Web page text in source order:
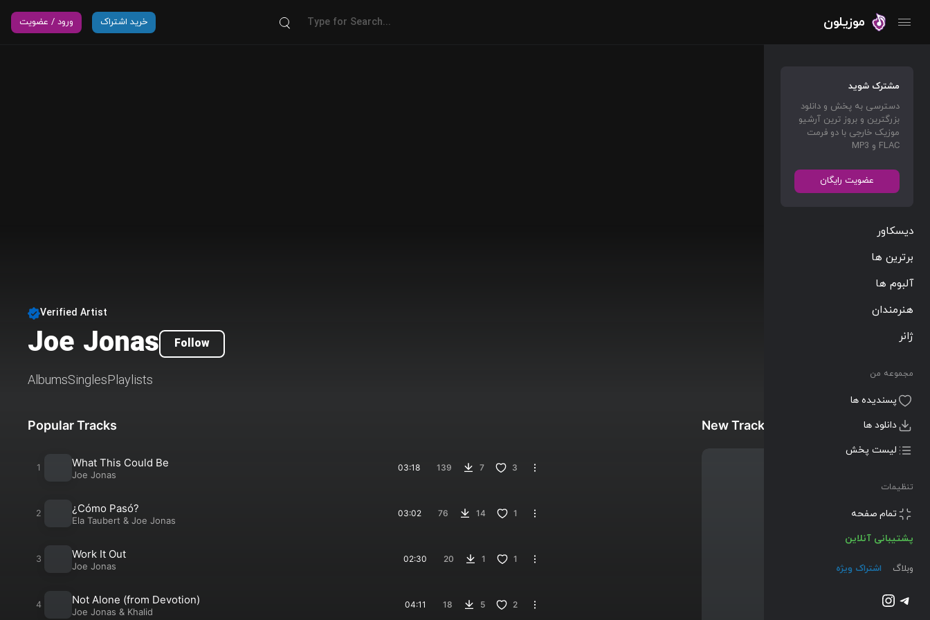
موزیلون خرید اشتراک ورود / عضویت
مشترک شوید
دسترسی به پخش و دانلود
بزرگترین و بروز ترین آرشیو
موزیک خارجی با دو فرمت
FLAC و MP3
عضویت رایگان
دیسکاور
برترین ها
آلبوم ها
هنرمندان
ژانر
مجموعه من
پسندیده ها
دانلود ها
لیست پخش
تنظیمات
تمام صفحه
پشتیبانی آنلاین
وبلاگ اشتراک ویژه
تلگراماینستاگرم
Verified Artist
Joe Jonas Follow
AlbumsSinglesPlaylists
Popular Tracks
What This Could Be
Joe Jonas
03:18 139 7 3
¿Cómo Pasó?
Ela Taubert & Joe Jonas
03:02 76 14 1
Work It Out
Joe Jonas
02:30 20 1 1
Not Alone (from Devotion)
Joe Jonas & Khalid
04:11 18 5 2
New Tracks